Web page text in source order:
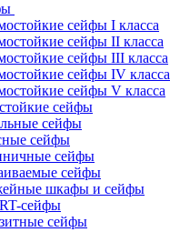
сейфы I класса
сейфы II класса
сейфы III класса
сейфы IV класса
сейфы V класса
сейфы
сейфы
сейфы
сейфы
сейфы
шкафы и сейфы
сейфы
сейфы